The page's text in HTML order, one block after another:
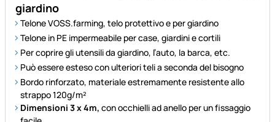
giardino
Telone VOSS.farming, telo protettivo e per giardino
Telone in PE impermeabile per case, giardini e cortili
Per coprire gli utensili da giardino, l’auto, la barca, etc.
Può essere esteso con ulteriori teli a seconda del bisogno
Bordo rinforzato, materiale estremamente resistente allo
strappo 120g/m²
Dimensioni 3 x 4m, con occhielli ad anello per un fissaggio